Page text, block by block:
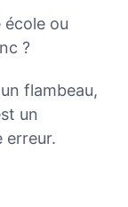
ou
?
flambeau,
un
erreur.